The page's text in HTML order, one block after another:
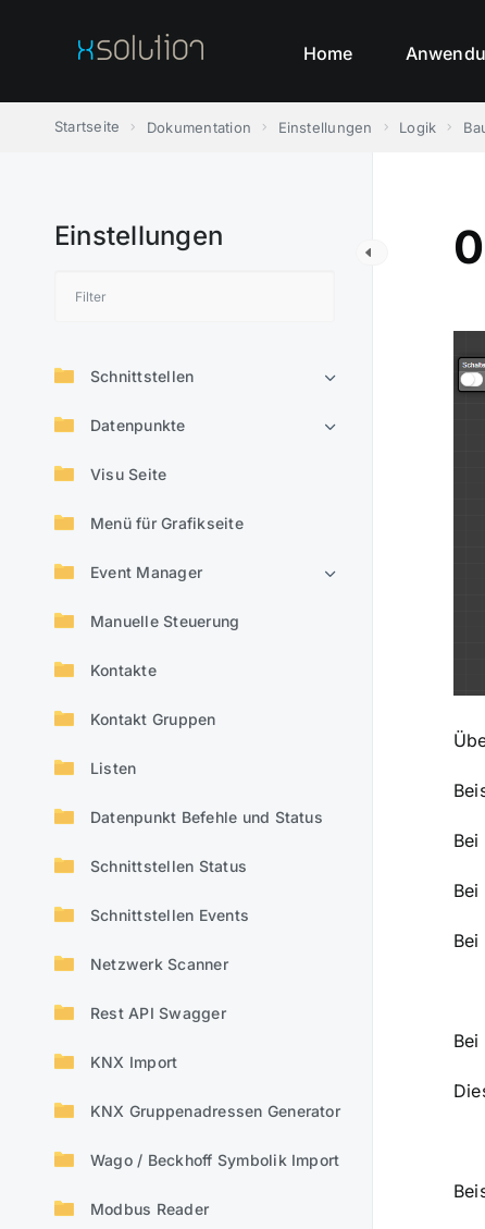
Home
Startseite Dokumentation Einstellungen Logik
Einstellungen
Schnittstellen
Datenpunkte
Visu Seite
Menü für Grafikseite
Event Manager
Manuelle Steuerung
Kontakte
Kontakt Gruppen
Listen
Datenpunkt Befehle und Status
Schnittstellen Status
Schnittstellen Events
Netzwerk Scanner
Rest API Swagger
KNX Import
KNX Gruppenadressen Generator
Wago / Beckhoff Symbolik Import
Modbus Reader